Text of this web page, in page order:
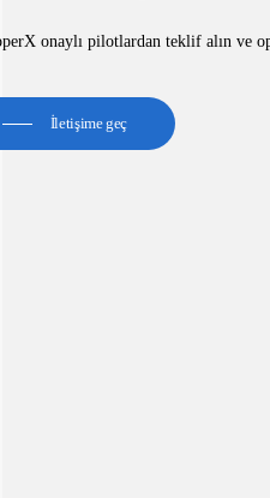
onaylı pilotlardan teklif alın ve
İletişime geç